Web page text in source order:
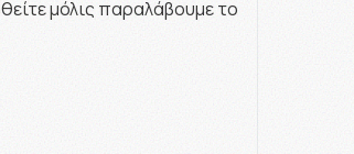
μόλις παραλάβουμε το